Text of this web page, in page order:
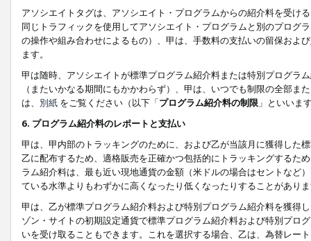
アソシエイトタグは、アソシエイト・プログラムからの紹介料を受け
同じトラフィックを使用してアソシエイト・プログラムと別のプログ
の操作や組み合わせによるもの）、甲は、手数料の支払いの留保およ
ます。
甲は随時、アソシエイトが標準プログラム紹介料または特別プログラ
（またいかなる期間にもかかわらず）、甲は、いつでも制限の全部
は、 別紙 をご覧ください（以下「プログラム紹介料の制限 」といいま
6. プログラム紹介料のレポートと支払い
甲は、甲内部のトラッキングのために、および乙が当該月に獲得した
乙に配布するため、適格販売を正確かつ包括的にトラッキングするた
ラム紹介料は、最も近い現地通貨の金額（米ドルの場合はセントなど
ている水準よりもわずかに高くなったり低くなったりすることがあり
甲は、乙が標準プログラム紹介料および特別プログラム紹介料を獲得
ゾン・サイトの初期設定通貨で標準プログラム紹介料および特別プロ
いを受け取ることもできます。これを選択する場合、乙は、為替レー